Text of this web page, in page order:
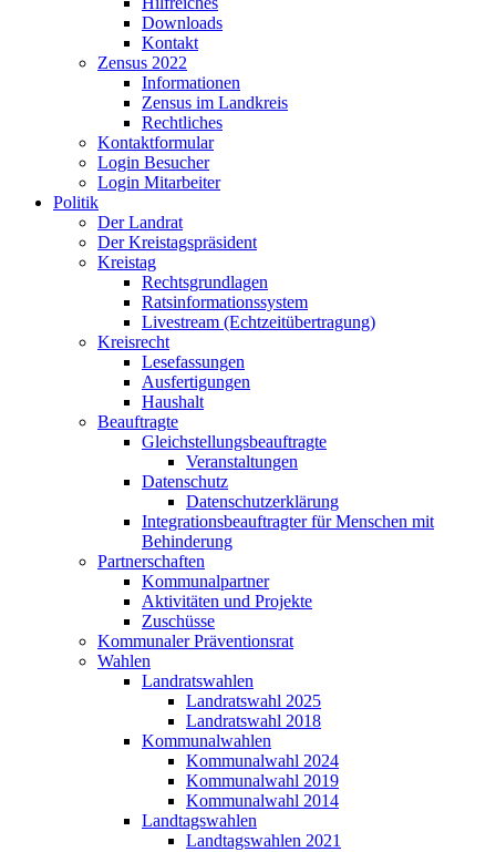
Downloads
Kontakt
Zensus 2022
Informationen
Zensus im Landkreis
Rechtliches
Kontaktformular
Login Besucher
Login Mitarbeiter
Politik
Der Landrat
Der Kreistagspräsident
Kreistag
Rechtsgrundlagen
Ratsinformationssystem
Livestream (Echtzeitübertragung)
Kreisrecht
Lesefassungen
Ausfertigungen
Haushalt
Beauftragte
Gleichstellungsbeauftragte
Veranstaltungen
Datenschutz
Datenschutzerklärung
Integrationsbeauftragter für Menschen mit
Behinderung
Partnerschaften
Kommunalpartner
Aktivitäten und Projekte
Zuschüsse
Kommunaler Präventionsrat
Wahlen
Landratswahlen
Landratswahl 2025
Landratswahl 2018
Kommunalwahlen
Kommunalwahl 2024
Kommunalwahl 2019
Kommunalwahl 2014
Landtagswahlen
Landtagswahlen 2021